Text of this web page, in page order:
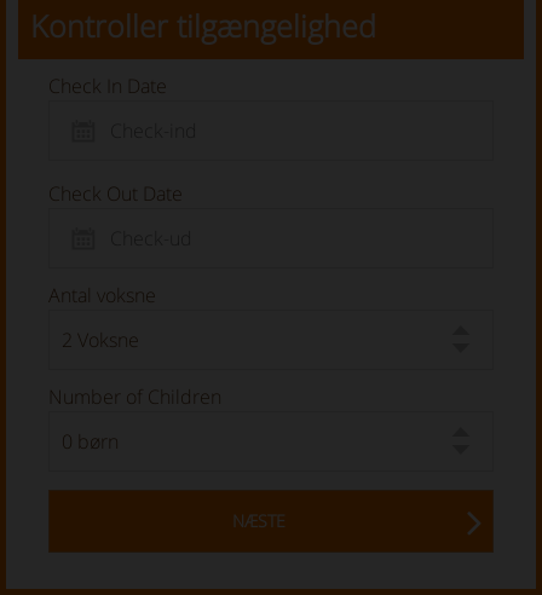
Kontroller tilgængelighed
Check In Date
Check Out Date
Antal voksne
Number of Children
NÆSTE